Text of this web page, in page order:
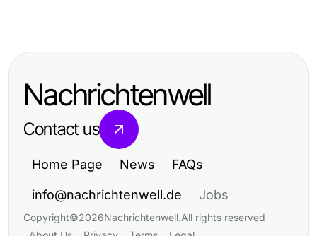
Nachrichtenwell
Contact us
Home Page News FAQs
info@nachrichtenwell.de Jobs
Copyright©2026Nachrichtenwell.All rights reserved